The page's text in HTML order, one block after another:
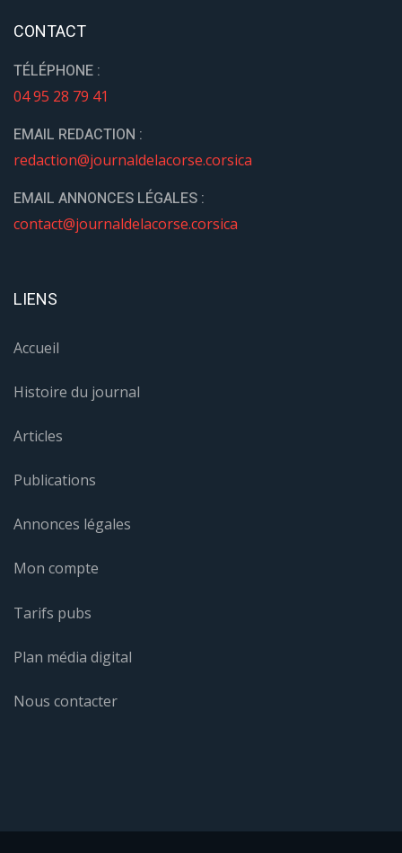
CONTACT
TÉLÉPHONE :
04 95 28 79 41
EMAIL REDACTION :
redaction@journaldelacorse.corsica
EMAIL ANNONCES LÉGALES :
contact@journaldelacorse.corsica
LIENS
Accueil
Histoire du journal
Articles
Publications
Annonces légales
Mon compte
Tarifs pubs
Plan média digital
Nous contacter